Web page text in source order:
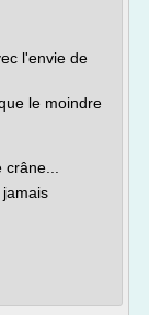
l'envie de
le moindre